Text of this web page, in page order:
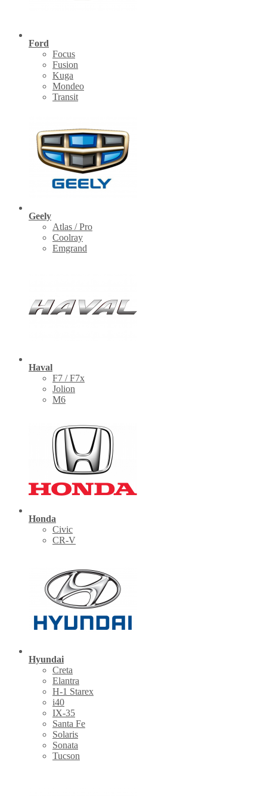
Ford
Focus
Fusion
Kuga
Mondeo
Transit
Geely
Atlas / Pro
Coolray
Emgrand
Haval
F7 / F7x
Jolion
M6
Honda
Civic
CR-V
Hyundai
Creta
Elantra
H-1 Starex
i40
IX-35
Santa Fe
Solaris
Sonata
Tucson